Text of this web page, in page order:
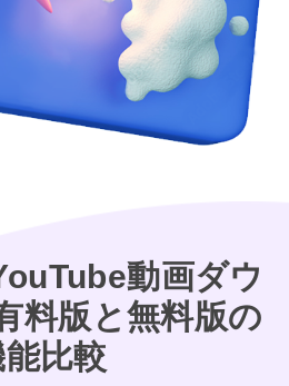
動画ダウ
料版と無料版の
比較